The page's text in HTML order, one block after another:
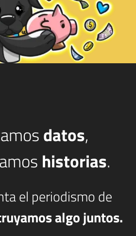
datos,
historias.
el periodismo de
algo juntos.